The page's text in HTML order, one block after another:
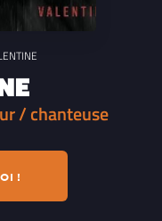
/ chanteuse
!